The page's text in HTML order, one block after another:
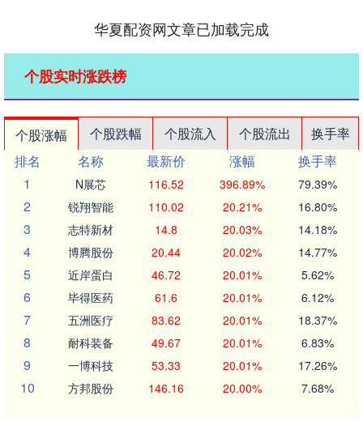
华夏配资网文章已加载完成
个股实时涨跌榜
个股涨幅 个股跌幅 个股流入 个股流出
换手率
排名
名称 最新价 涨幅
换手率
1
N展芯 116.52 396.89% 79.39%
2 锐翔智能 110.02 20.21% 16.80%
3 志特新材 14.8 20.03% 14.18%
4 博腾股份 20.44 20.02% 14.77%
5 近岸蛋白 46.72 20.01% 5.62%
6 毕得医药 61.6 20.01% 6.12%
7 五洲医疗 83.62 20.01% 18.37%
8 耐科装备 49.67 20.01% 6.83%
9 一博科技 53.33 20.01% 17.26%
10 方邦股份 146.16 20.00% 7.68%